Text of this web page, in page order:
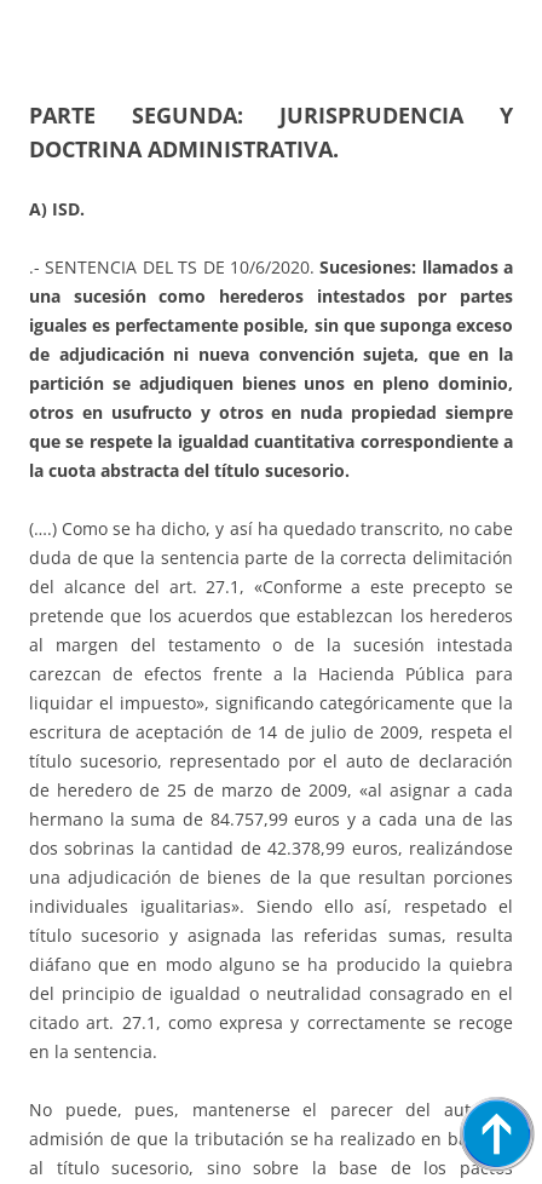
PARTE SEGUNDA: JURISPRUDENCIA Y
DOCTRINA ADMINISTRATIVA.
A) ISD.
.- SENTENCIA DEL TS DE 10/6/2020.Sucesiones: llamados a
una sucesión como herederos intestados por partes
iguales es perfectamente posible, sin que suponga exceso
de adjudicación ni nueva convención sujeta, que en la
partición se adjudiquen bienes unos en pleno dominio,
otros en usufructo y otros en nuda propiedad siempre
que se respete la igualdad cuantitativa correspondiente a
la cuota abstracta del título sucesorio.
(….) Como se ha dicho, y así ha quedado transcrito, no cabe
duda de que la sentencia parte de la correcta delimitación
del alcance del art. 27.1, «Conforme a este precepto se
pretende que los acuerdos que establezcan los herederos
al margen del testamento o de la sucesión intestada
carezcan de efectos frente a la Hacienda Pública para
liquidar el impuesto», significando categóricamente que la
escritura de aceptación de 14 de julio de 2009, respeta el
título sucesorio, representado por el auto de declaración
de heredero de 25 de marzo de 2009, «al asignar a cada
hermano la suma de 84.757,99 euros y a cada una de las
dos sobrinas la cantidad de 42.378,99 euros, realizándose
una adjudicación de bienes de la que resultan porciones
individuales igualitarias». Siendo ello así, respetado el
título sucesorio y asignada las referidas sumas, resulta
diáfano que en modo alguno se ha producido la quiebra
del principio de igualdad o neutralidad consagrado en el
citado art. 27.1, como expresa y correctamente se recoge
en la sentencia.
No puede, pues, mantenerse el parecer del auto de
admisión de que la tributación se ha realizado en base no
al título sucesorio, sino sobre la base de los pactos